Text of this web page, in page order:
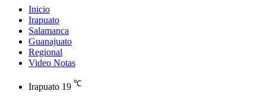
Inicio
Irapuato
Salamanca
Guanajuato
Regional
Video Notas
Irapuato 19 ℃